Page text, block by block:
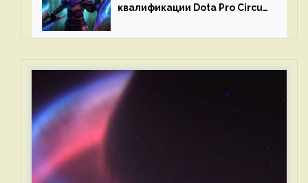
квалификации Dota Pro Circuit